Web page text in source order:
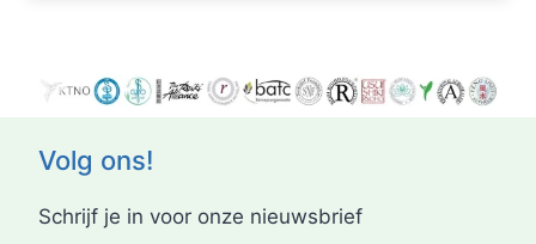
Volg ons!
Schrijf je in voor onze nieuwsbrief